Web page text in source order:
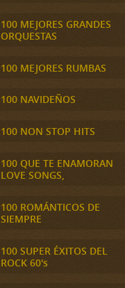
100 MEJORES GRANDES
ORQUESTAS
100 MEJORES RUMBAS
100 NAVIDEÑOS
100 NON STOP HITS
100 QUE TE ENAMORAN
LOVE SONGS,
100 ROMÁNTICOS DE
SIEMPRE
100 SUPER ÉXITOS DEL
ROCK 60's